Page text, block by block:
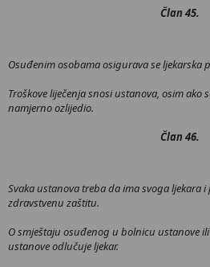
Član 45.
Osuđenim osobama osigurava se ljekarska
Troškove liječenja snosi ustanova, osim ako
namjerno ozlijedio.
Član 46.
Svaka ustanova treba da ima svoga ljekara
zdravstvenu zaštitu.
O smještaju osuđenog u bolnicu ustanove
ustanove odlučuje ljekar.